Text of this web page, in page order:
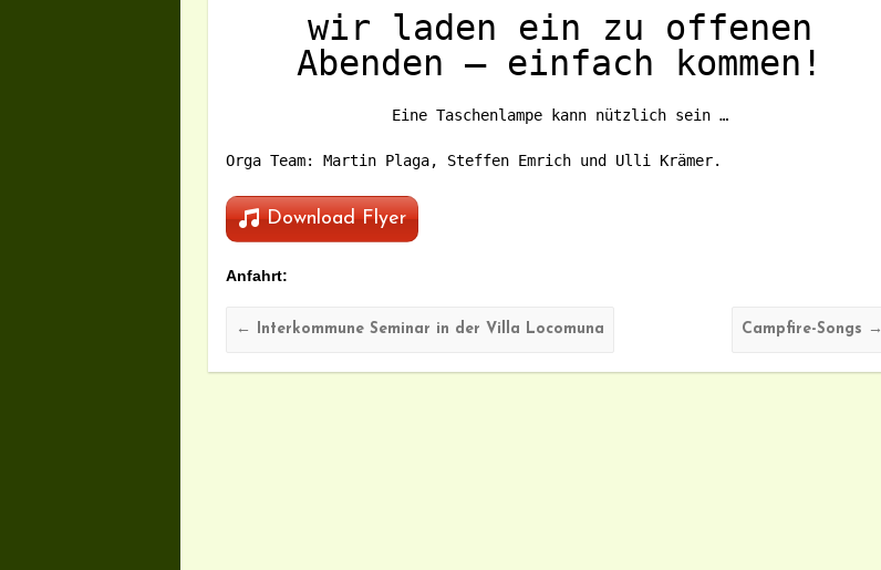
wir laden ein zu offenen
Abenden – einfach kommen!
Eine Taschenlampe kann nützlich sein …
Orga Team: Martin Plaga, Steffen Emrich und Ulli Krämer.
Download Flyer
Anfahrt:
← Interkommune Seminar in der Villa Locomuna Campfire-Songs →